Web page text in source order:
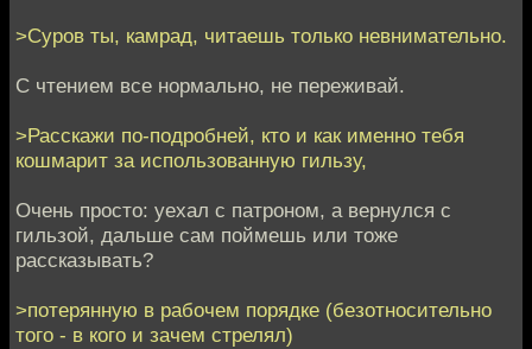
>Суров ты, камрад, читаешь только невнимательно.
С чтением все нормально, не переживай.
>Расскажи по-подробней, кто и как именно тебя
кошмарит за использованную гильзу,
Очень просто: уехал с патроном, а вернулся с
гильзой, дальше сам поймешь или тоже
рассказывать?
>потерянную в рабочем порядке (безотносительно
того - в кого и зачем стрелял)